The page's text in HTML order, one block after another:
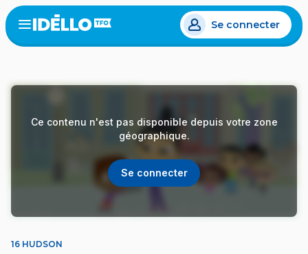
Aller
au
contenu
Open
menu
Se connecter
Ce contenu n'est pas disponible depuis votre zone
géographique.
Se connecter
16 HUDSON